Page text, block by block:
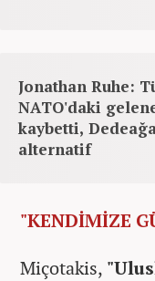
Jonathan Ruhe:
NATO'daki
kaybetti,
alternatif
"KENDİMİZE
Miçotakis,